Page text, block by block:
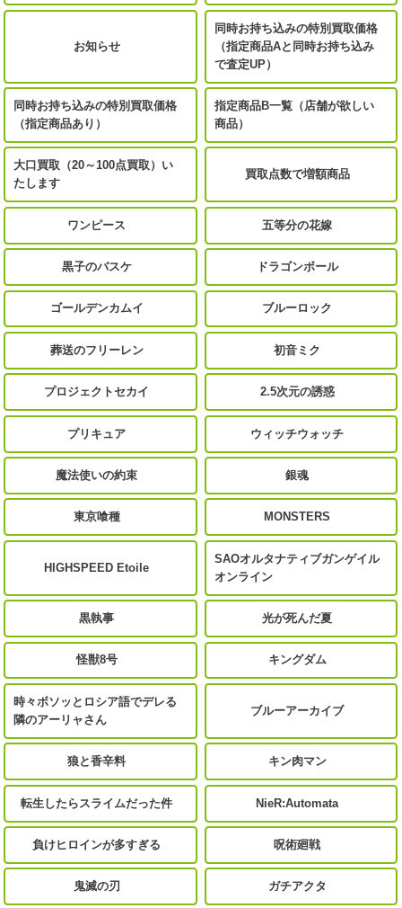
お知らせ
同時お持ち込みの特別買取価格
（指定商品Aと同時お持ち込み
で査定UP）
同時お持ち込みの特別買取価格
（指定商品あり）
指定商品B一覧（店舗が欲しい
商品）
大口買取（20～100点買取）い
たします
買取点数で増額商品
ワンピース 五等分の花嫁
黒子のバスケ ドラゴンボール
ゴールデンカムイ ブルーロック
葬送のフリーレン 初音ミク
プロジェクトセカイ 2.5次元の誘惑
プリキュア ウィッチウォッチ
魔法使いの約束 銀魂
東京喰種 MONSTERS
HIGHSPEED Etoile
SAOオルタナティブガンゲイル
オンライン
黒執事 光が死んだ夏
怪獣8号 キングダム
時々ボソッとロシア語でデレる
隣のアーリャさん
ブルーアーカイブ
狼と香辛料 キン肉マン
転生したらスライムだった件 NieR:Automata
負けヒロインが多すぎる 呪術廻戦
鬼滅の刃 ガチアクタ